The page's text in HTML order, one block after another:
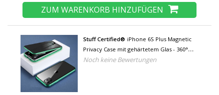
ZUM WARENKORB HINZUFÜGEN
Stuff Certified® iPhone 6S Plus Magnetic
Privacy Case mit gehärtetem Glas - 360°
Ganzkörper-Schutzhülle + Displayschutz
Noch keine Bewertungen